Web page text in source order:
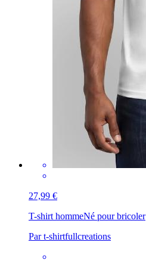
27,99 €
T-shirt hommeNé pour bricoler
Par t-shirtfullcreations